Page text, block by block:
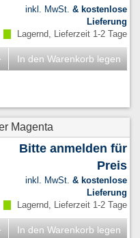
inkl. MwSt. & kostenlose
Lieferung
Lagernd, Lieferzeit 1-2 Tage
In den Warenkorb legen
Magenta
Bitte anmelden für
Preis
inkl. MwSt. & kostenlose
Lieferung
Lagernd, Lieferzeit 1-2 Tage
In den Warenkorb legen